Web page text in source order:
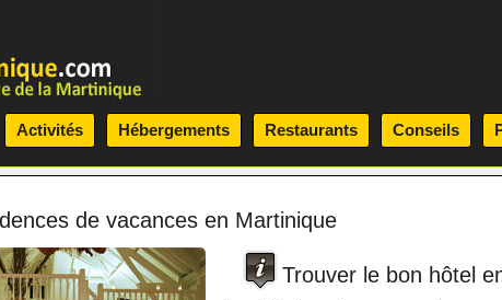
Activités Hébergements Restaurants Conseils
de vacances en Martinique
Trouver le bon hôtel